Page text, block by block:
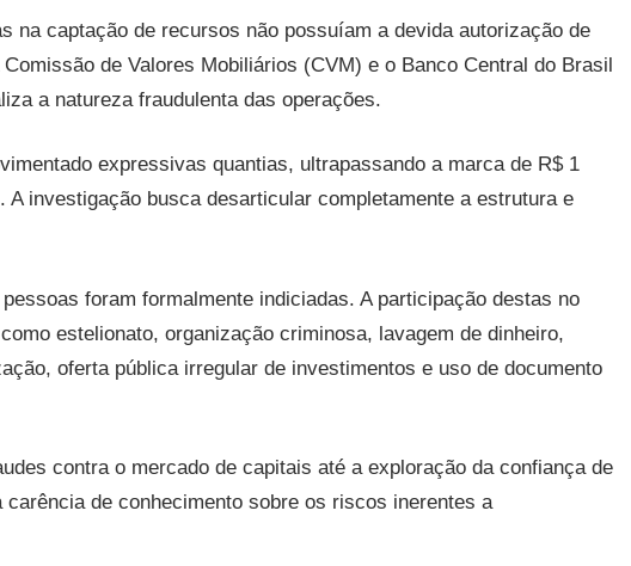
na captação de recursos não possuíam a devida autorização de
de Valores Mobiliários (CVM) e o Banco Central do Brasil
a natureza fraudulenta das operações.
expressivas quantias, ultrapassando a marca de R$ 1
investigação busca desarticular completamente a estrutura e
foram formalmente indiciadas. A participação destas no
estelionato, organização criminosa, lavagem de dinheiro,
oferta pública irregular de investimentos e uso de documento
contra o mercado de capitais até a exploração da confiança de
de conhecimento sobre os riscos inerentes a